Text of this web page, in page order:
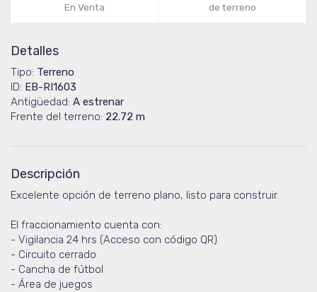
En Venta de terreno
Detalles
Tipo: Terreno
ID: EB-RI1603
Antigüedad: A estrenar
Frente del terreno: 22.72 m
Descripción
Excelente opción de terreno plano, listo para construir.
El fraccionamiento cuenta con:
- Vigilancia 24 hrs (Acceso con código QR)
- Circuito cerrado
- Cancha de fútbol
- Área de juegos